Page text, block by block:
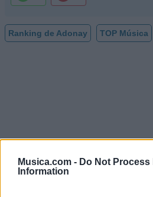
Musica.com - Do Not Process
Information
Ranking de Adonay TOP Música